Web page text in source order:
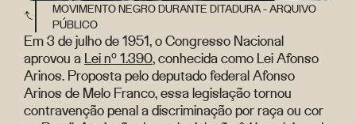
MOVIMENTO NEGRO DURANTE DITADURA - ARQUIVO
PÚBLICO
Em 3 de julho de 1951, o Congresso Nacional
aprovou a Lei nº 1.390, conhecida como Lei Afonso
Arinos. Proposta pelo deputado federal Afonso
Arinos de Melo Franco, essa legislação tornou
contravenção penal a discriminação por raça ou cor